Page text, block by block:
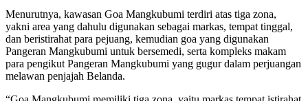
Menurutnya, kawasan Goa Mangkubumi terdiri atas tiga zona,
yakni area yang dahulu digunakan sebagai markas, tempat tinggal,
dan beristirahat para pejuang, kemudian goa yang digunakan
Pangeran Mangkubumi untuk bersemedi, serta kompleks makam
para pengikut Pangeran Mangkubumi yang gugur dalam perjuangan
melawan penjajah Belanda.